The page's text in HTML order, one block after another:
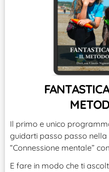
Il primo e unico
guidarti passo passo
“Connessione mentale”
E fare in modo che ti